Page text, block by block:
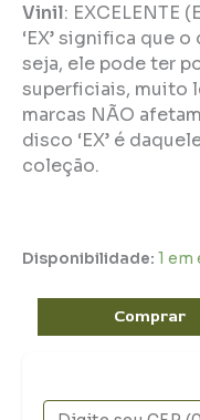
Vinil: EXCELENTE
‘EX’ significa que
seja, ele pode ter
superficiais, muito
marcas NÃO
disco ‘EX’ é
coleção.
Disponibilidade: 1 em
Comprar